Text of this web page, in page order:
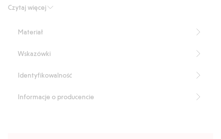
Czytaj więcej
ramionach, zaznaczone szwy na biuście dla atrakcyjnego
Rozmiar S odpowiada rozmiarowi 38.
Numer artykułu
Materiał
Wskazówki
Identyfikowalność
Informacje o producencie